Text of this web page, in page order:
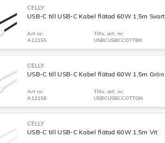
CELLY
USB-C till USB-C Kabel flätad 60W 1,5m Svart
Art nr:
A12155
Tillv. art. nr:
USBCUSBCCOTTBK
CELLY
USB-C till USB-C Kabel flätad 60W 1,5m Grön
Art nr:
A12156
Tillv. art. nr:
USBCUSBCCOTTGN
CELLY
USB-C till USB-C Kabel flätad 60W 1,5m Vit